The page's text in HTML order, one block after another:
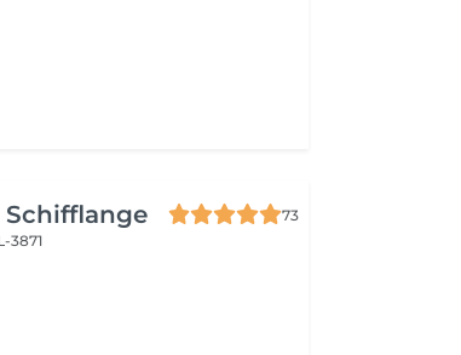
Schifflange
73
3871